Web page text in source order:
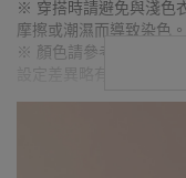
※ 穿搭時請避免與淺色
摩擦或潮濕而導致染色。
※ 顏色請參考單品圖片
設定差異略有不同，請